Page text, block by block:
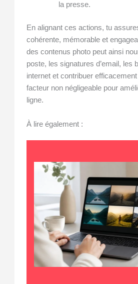
la presse.
En alignant ces actions, tu
cohérente, mémorable et
des contenus photo peut ainsi
poste, les signatures d’email, les
internet et contribuer
facteur non négligeable pour
ligne.
À lire également :